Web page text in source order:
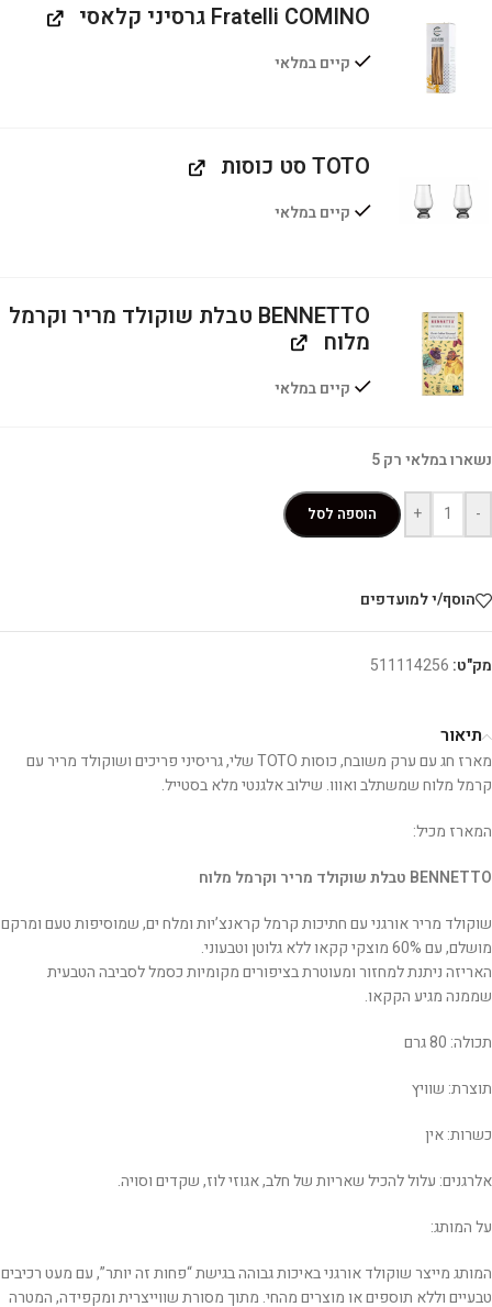
Fratelli COMINO גרסיני קלאסי
קיים במלאי
TOTO סט כוסות
קיים במלאי
BENNETTO טבלת שוקולד מריר וקרמל
מלוח
קיים במלאי
נשארו במלאי רק 5
-
+ הוספה לסל
הוסף/י למועדפים
מק"ט: 511114256
תיאור
מארז חג עם ערק משובח, כוסות TOTO שלי, גריסיני פריכים ושוקולד מריר עם
קרמל מלוח שמשתלב ואווו. שילוב אלגנטי מלא בסטייל.
המארז מכיל:
BENNETTO טבלת שוקולד מריר וקרמל מלוח
שוקולד מריר אורגני עם חתיכות קרמל קראנצ’יות ומלח ים, שמוסיפות טעם ומרקם
מושלם, עם 60% מוצקי קקאו ללא גלוטן וטבעוני.
האריזה ניתנת למחזור ומעוטרת בציפורים מקומיות כסמל לסביבה הטבעית
שממנה מגיע הקקאו.
תכולה: 80 גרם
תוצרת: שוויץ
כשרות: אין
אלרגנים: עלול להכיל שאריות של חלב, אגוזי לוז, שקדים וסויה.
על המותג:
המותג מייצר שוקולד אורגני באיכות גבוהה בגישת “פחות זה יותר”, עם מעט רכיבים
טבעיים וללא תוספים או מוצרים מהחי. מתוך מסורת שווייצרית ומקפידה, המטרה